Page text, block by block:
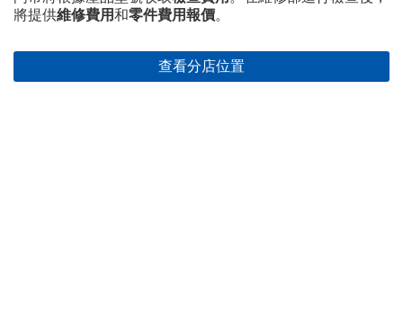
將提供維修費用和零件費用報價。
查看分店位置